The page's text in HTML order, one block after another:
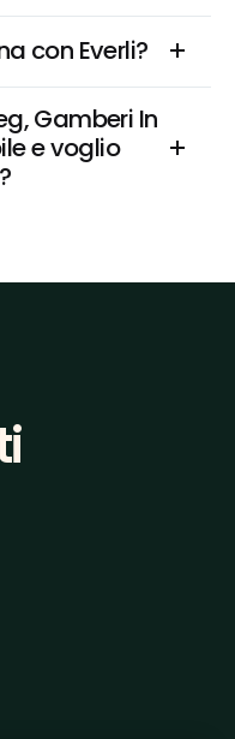
con Everli?
Gamberi In
e voglio